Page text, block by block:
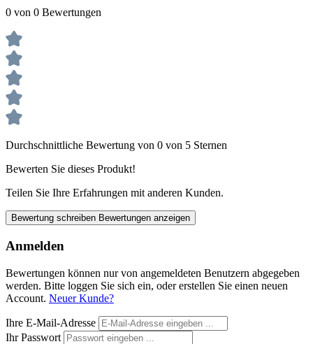
0 von 0 Bewertungen
Durchschnittliche Bewertung von 0 von 5 Sternen
Bewerten Sie dieses Produkt!
Teilen Sie Ihre Erfahrungen mit anderen Kunden.
Bewertung schreiben Bewertungen anzeigen
Anmelden
Bewertungen können nur von angemeldeten Benutzern abgegeben
werden. Bitte loggen Sie sich ein, oder erstellen Sie einen neuen
Account. Neuer Kunde?
Ihre E-Mail-Adresse
Ihr Passwort